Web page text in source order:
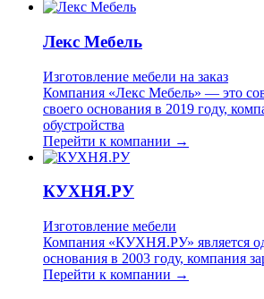
Лекс Мебель
Изготовление мебели на заказ
Компания «Лекс Мебель» — это
своего основания в 2019 году,
обустройства
Перейти к компании →
КУХНЯ.РУ
Изготовление мебели
Компания «КУХНЯ.РУ» является
основания в 2003 году, компания
Перейти к компании →